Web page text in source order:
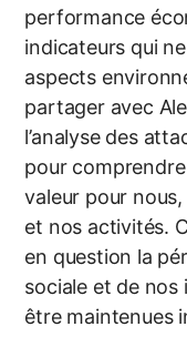
performance
indicateurs qui
aspects
partager avec
l’analyse des
pour
valeur pour
et nos activités.
en question la
sociale et de
être maintenues